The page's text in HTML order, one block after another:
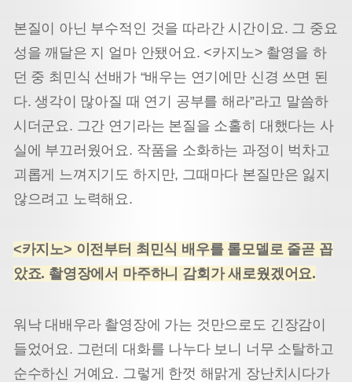
본질이 아닌 부수적인 것을 따라간 시간이요. 그 중요
성을 깨달은 지 얼마 안됐어요. <카지노> 촬영을 하
던 중 최민식 선배가 “배우는 연기에만 신경 쓰면 된
다. 생각이 많아질 때 연기 공부를 해라”라고 말씀하
시더군요. 그간 연기라는 본질을 소홀히 대했다는 사
실에 부끄러웠어요. 작품을 소화하는 과정이 벅차고
괴롭게 느껴지기도 하지만, 그때마다 본질만은 잃지
않으려고 노력해요.
<카지노> 이전부터 최민식 배우를 롤모델로 줄곧 꼽
았죠. 촬영장에서 마주하니 감회가 새로웠겠어요.
워낙 대배우라 촬영장에 가는 것만으로도 긴장감이
들었어요. 그런데 대화를 나누다 보니 너무 소탈하고
순수하신 거예요. 그렇게 한껏 해맑게 장난치시다가